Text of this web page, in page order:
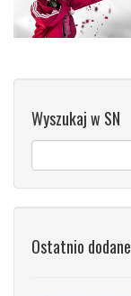
Wyszukaj w SN
Ostatnio dodane